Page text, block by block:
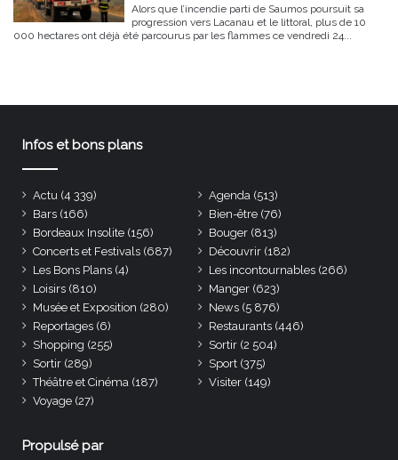
Alors que l’incendie parti de Saumos poursuit sa
progression vers Lacanau et le littoral, plus de 10
000 hectares ont déjà été parcourus par les flammes ce vendredi 24...
Infos et bons plans
Actu (4 339) Agenda (513)
Bars (166) Bien-être (76)
Bordeaux Insolite (156) Bouger (813)
Concerts et Festivals (687) Découvrir (182)
Les Bons Plans (4) Les incontournables (266)
Loisirs (810) Manger (623)
Musée et Exposition (280) News (5 876)
Reportages (6) Restaurants (446)
Shopping (255) Sortir (2 504)
Sortir (289) Sport (375)
Théâtre et Cinéma (187) Visiter (149)
Voyage (27)
Propulsé par